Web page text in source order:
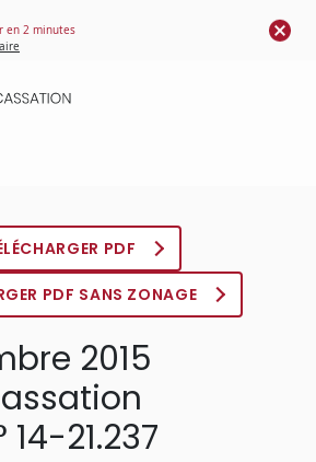
en 2 minutes
PDF
PDF SANS ZONAGE
2015
21.237